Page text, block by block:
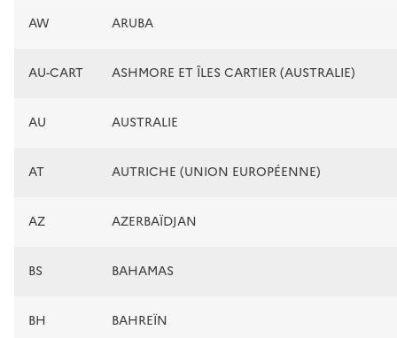
AW ARUBA
AU-CART ASHMORE ET ÎLES CARTIER (AUSTRALIE)
AU AUSTRALIE
AT AUTRICHE (UNION EUROPÉENNE)
AZ AZERBAÏDJAN
BS BAHAMAS
BH BAHREÏN